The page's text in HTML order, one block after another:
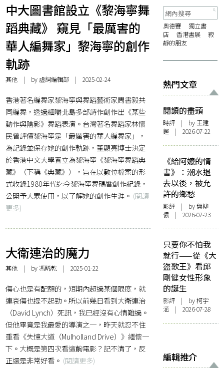
中大圖書館設立《黎海寧舞
蹈典藏》 窺見「最厲害的
華人編舞家」黎海寧的創作
軌跡
其他 | by 虛詞編輯部 | 2025-02-24
香港著名編舞家黎海寧與舞蹈藝術家周書毅共
同編舞，透過細嚼北島多部詩作創作出《某些
動作與陰影》舞蹈表演。台灣著名舞蹈家林懷
民曾評價黎海寧是「最厲害的華人編舞家」，
為記錄並保存她的創作軌跡，董顯亮博士決定
於香港中文大學置立為黎海寧《黎海寧舞蹈典
藏》（下稱《典藏》），旨在以數位檔案的形
式收錄1980年代迄今黎海寧舞碼暨創作紀錄，
公開予大眾使用，以了解她的創作生涯。 (閱讀
更多)
大衛連治的魔力
其他 | by 馮睎乾 | 2025-01-22
傷心也是有配額的，短期內超過某個限度，就
連哀傷也提不起勁。所以前幾日看到大衛連治
（David Lynch）死訊，我已經沒有心情難過。
但他畢竟是我最愛的導演之一，昨天就忍不住
重看《失憶大道（Mulholland Drive）》緬懷一
下。大概是第四次看這齣電影？記不清了，反
正還是非常好看。 (閱讀更多)
奧德賽
獨立書
店
香港書展
寂
靜的朋友
熱門文章
閱讀的盡頭
時評 | by 王建
鏗 | 2026-07-22
《給阿嬤的情
書》：潮水退
去以後，被允
許的鄉愁
影評 | by 盤柳
儂 | 2026-07-23
只要你不怕我
就行——從《大
盜歌王》看邱
剛健女性形象
的誕生
影評 | by 柯宇
涵 | 2026-07-28
編輯推介